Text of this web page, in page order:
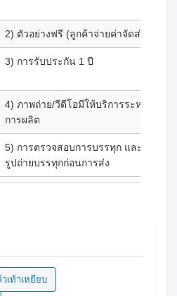
2) ตัวอย่างฟรี (ลูกค้าจ่ายค่าจัดส่ง)
3) การรับประกัน 1 ปี
4) ภาพถ่าย/วีดีโอมีให้บริการระหว่าง
การผลิต
5) การตรวจสอบการบรรทุก และส่ง
รูปถ่ายบรรทุกก่อนการส่ง
เท้าเหยียบ